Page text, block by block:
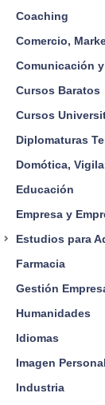
Coaching
Comercio,
Comunicación
Cursos Baratos
Cursos
Diplomaturas
Domótica,
Educación
Empresa y
Estudios para
Farmacia
Gestión
Humanidades
Idiomas
Imagen Personal
Industria